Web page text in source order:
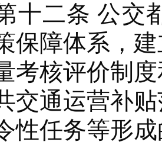
二条 公交都
保障体系，
考核评价制
交通运营补
性任务等形